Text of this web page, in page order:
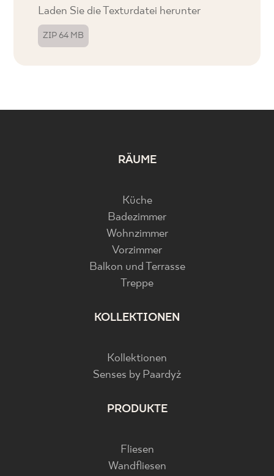
Laden Sie die Texturdatei herunter
ZIP 64 MB
RÄUME
Küche
Badezimmer
Wohnzimmer
Vorzimmer
Balkon und Terrasse
Treppe
KOLLEKTIONEN
Kollektionen
Senses by Paardyż
PRODUKTE
Fliesen
Wandfliesen